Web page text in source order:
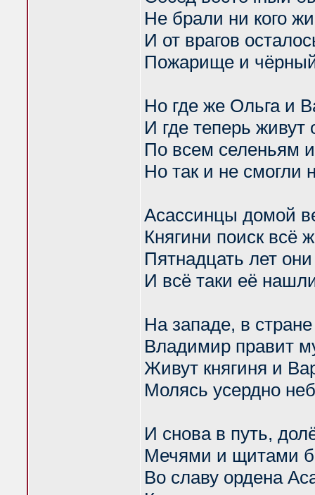
Не брали ни кого
И от врагов
Пожарище и
Но где же Ольга и
И где теперь живут
По всем селеньям
Но так и не смогли
Асассинцы домой
Княгини поиск всё
Пятнадцать лет
И всё таки её
На западе, в
Владимир правит
Живут княгиня и
Молясь усердно
И снова в путь,
Мечями и щитами
Во славу ордена